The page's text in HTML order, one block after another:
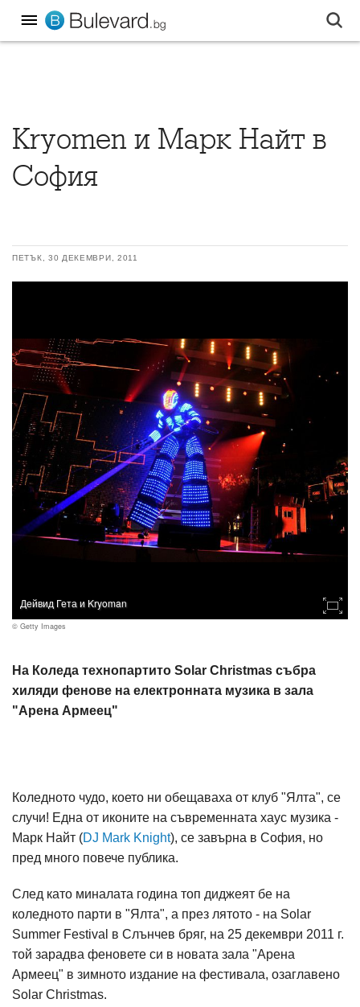
Kryomen и Марк Найт в
София
ПЕТЪК, 30 ДЕКЕМВРИ, 2011
Дейвид Гета и Kryoman
© Getty Images
На Коледа технопартито Solar Christmas събра
хиляди фенове на електронната музика в зала
"Арена Армеец"
Коледното чудо, което ни обещаваха от клуб "Ялта", се
случи! Една от иконите на съвременната хаус музика -
Марк Найт (DJ Mark Knight), се завърна в София, но
пред много повече публика.
След като миналата година топ диджеят бе на
коледното парти в "Ялта", а през лятото - на Solar
Summer Festival в Слънчев бряг, на 25 декември 2011 г.
той зарадва феновете си в новата зала "Арена
Армеец" в зимното издание на фестивала, озаглавено
Solar Christmas.